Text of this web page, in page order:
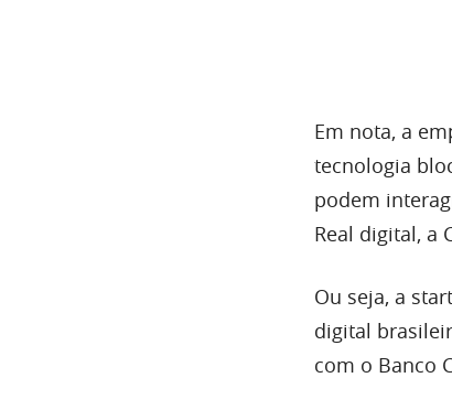
Em nota, a
tecnologia
podem
Real digital, a
Ou seja, a
digital
com o Banco